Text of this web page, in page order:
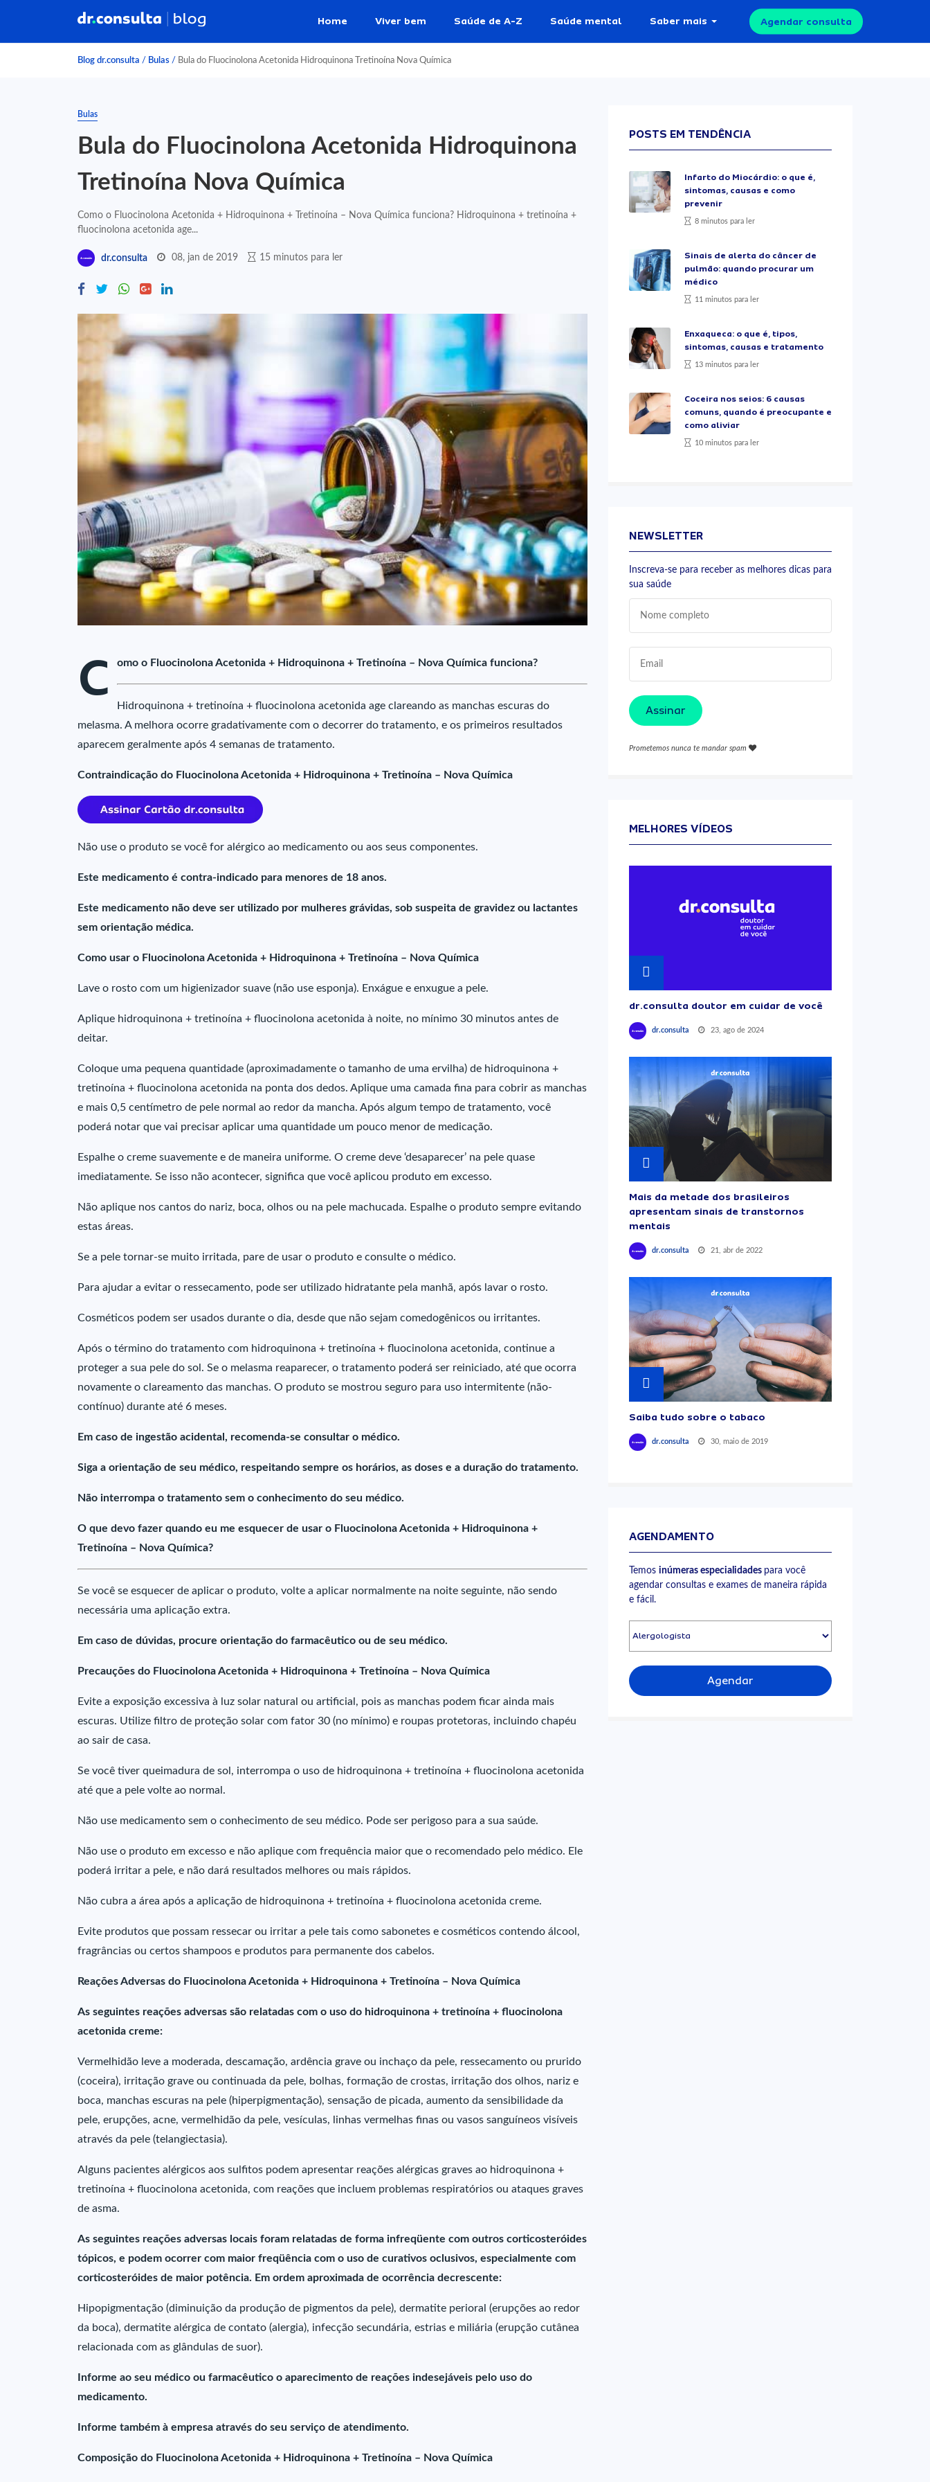
Home Viver bem Saúde de A-Z Saúde mental Saber mais Agendar consulta
Blog dr.consulta / Bulas / Bula do Fluocinolona Acetonida Hidroquinona Tretinoína Nova Química
Bulas
Bula do Fluocinolona Acetonida Hidroquinona
Tretinoína Nova Química
Como o Fluocinolona Acetonida + Hidroquinona + Tretinoína – Nova Química funciona? Hidroquinona + tretinoína +
fluocinolona acetonida age...
dr.consulta 08, jan de 2019 15 minutos para ler
C omo o Fluocinolona Acetonida + Hidroquinona + Tretinoína – Nova Química funciona?
Hidroquinona + tretinoína + fluocinolona acetonida age clareando as manchas escuras do
melasma. A melhora ocorre gradativamente com o decorrer do tratamento, e os primeiros resultados
aparecem geralmente após 4 semanas de tratamento.
Contraindicação do Fluocinolona Acetonida + Hidroquinona + Tretinoína – Nova Química
Não use o produto se você for alérgico ao medicamento ou aos seus componentes.
Este medicamento é contra-indicado para menores de 18 anos.
Este medicamento não deve ser utilizado por mulheres grávidas, sob suspeita de gravidez ou lactantes
sem orientação médica.
Como usar o Fluocinolona Acetonida + Hidroquinona + Tretinoína – Nova Química
Lave o rosto com um higienizador suave (não use esponja). Enxágue e enxugue a pele.
Aplique hidroquinona + tretinoína + fluocinolona acetonida à noite, no mínimo 30 minutos antes de
deitar.
Coloque uma pequena quantidade (aproximadamente o tamanho de uma ervilha) de hidroquinona +
tretinoína + fluocinolona acetonida na ponta dos dedos. Aplique uma camada fina para cobrir as manchas
e mais 0,5 centímetro de pele normal ao redor da mancha. Após algum tempo de tratamento, você
poderá notar que vai precisar aplicar uma quantidade um pouco menor de medicação.
Espalhe o creme suavemente e de maneira uniforme. O creme deve ‘desaparecer’ na pele quase
imediatamente. Se isso não acontecer, significa que você aplicou produto em excesso.
Não aplique nos cantos do nariz, boca, olhos ou na pele machucada. Espalhe o produto sempre evitando
estas áreas.
Se a pele tornar-se muito irritada, pare de usar o produto e consulte o médico.
Para ajudar a evitar o ressecamento, pode ser utilizado hidratante pela manhã, após lavar o rosto.
Cosméticos podem ser usados durante o dia, desde que não sejam comedogênicos ou irritantes.
Após o término do tratamento com hidroquinona + tretinoína + fluocinolona acetonida, continue a
proteger a sua pele do sol. Se o melasma reaparecer, o tratamento poderá ser reiniciado, até que ocorra
novamente o clareamento das manchas. O produto se mostrou seguro para uso intermitente (não-
contínuo) durante até 6 meses.
Em caso de ingestão acidental, recomenda-se consultar o médico.
Siga a orientação de seu médico, respeitando sempre os horários, as doses e a duração do tratamento.
Não interrompa o tratamento sem o conhecimento do seu médico.
O que devo fazer quando eu me esquecer de usar o Fluocinolona Acetonida + Hidroquinona +
Tretinoína – Nova Química?
Se você se esquecer de aplicar o produto, volte a aplicar normalmente na noite seguinte, não sendo
necessária uma aplicação extra.
Em caso de dúvidas, procure orientação do farmacêutico ou de seu médico.
Precauções do Fluocinolona Acetonida + Hidroquinona + Tretinoína – Nova Química
Evite a exposição excessiva à luz solar natural ou artificial, pois as manchas podem ficar ainda mais
escuras. Utilize filtro de proteção solar com fator 30 (no mínimo) e roupas protetoras, incluindo chapéu
ao sair de casa.
Se você tiver queimadura de sol, interrompa o uso de hidroquinona + tretinoína + fluocinolona acetonida
até que a pele volte ao normal.
Não use medicamento sem o conhecimento de seu médico. Pode ser perigoso para a sua saúde.
Não use o produto em excesso e não aplique com frequência maior que o recomendado pelo médico. Ele
poderá irritar a pele, e não dará resultados melhores ou mais rápidos.
Não cubra a área após a aplicação de hidroquinona + tretinoína + fluocinolona acetonida creme.
Evite produtos que possam ressecar ou irritar a pele tais como sabonetes e cosméticos contendo álcool,
fragrâncias ou certos shampoos e produtos para permanente dos cabelos.
Reações Adversas do Fluocinolona Acetonida + Hidroquinona + Tretinoína – Nova Química
As seguintes reações adversas são relatadas com o uso do hidroquinona + tretinoína + fluocinolona
acetonida creme:
Vermelhidão leve a moderada, descamação, ardência grave ou inchaço da pele, ressecamento ou prurido
(coceira), irritação grave ou continuada da pele, bolhas, formação de crostas, irritação dos olhos, nariz e
boca, manchas escuras na pele (hiperpigmentação), sensação de picada, aumento da sensibilidade da
pele, erupções, acne, vermelhidão da pele, vesículas, linhas vermelhas finas ou vasos sanguíneos visíveis
através da pele (telangiectasia).
Alguns pacientes alérgicos aos sulfitos podem apresentar reações alérgicas graves ao hidroquinona +
tretinoína + fluocinolona acetonida, com reações que incluem problemas respiratórios ou ataques graves
de asma.
As seguintes reações adversas locais foram relatadas de forma infreqüente com outros corticosteróides
tópicos, e podem ocorrer com maior freqüência com o uso de curativos oclusivos, especialmente com
corticosteróides de maior potência. Em ordem aproximada de ocorrência decrescente:
Hipopigmentação (diminuição da produção de pigmentos da pele), dermatite perioral (erupções ao redor
da boca), dermatite alérgica de contato (alergia), infecção secundária, estrias e miliária (erupção cutânea
relacionada com as glândulas de suor).
Informe ao seu médico ou farmacêutico o aparecimento de reações indesejáveis pelo uso do
medicamento.
Informe também à empresa através do seu serviço de atendimento.
Composição do Fluocinolona Acetonida + Hidroquinona + Tretinoína – Nova Química
POSTS EM TENDÊNCIA
Infarto do Miocárdio: o que é,
sintomas, causas e como
prevenir
8 minutos para ler
Sinais de alerta do câncer de
pulmão: quando procurar um
médico
11 minutos para ler
Enxaqueca: o que é, tipos,
sintomas, causas e tratamento
13 minutos para ler
Coceira nos seios: 6 causas
comuns, quando é preocupante e
como aliviar
10 minutos para ler
NEWSLETTER
Inscreva-se para receber as melhores dicas para
sua saúde
Assinar
Prometemos nunca te mandar spam
MELHORES VÍDEOS
dr.consulta doutor em cuidar de você
dr.consulta 23, ago de 2024
Mais da metade dos brasileiros
apresentam sinais de transtornos
mentais
dr.consulta 21, abr de 2022
Saiba tudo sobre o tabaco
dr.consulta 30, maio de 2019
AGENDAMENTO
Temos inúmeras especialidades para você
agendar consultas e exames de maneira rápida
e fácil.
Agendar